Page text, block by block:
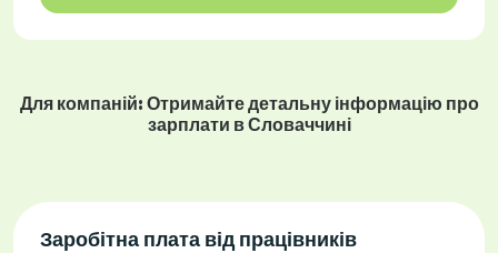
Для компаній: Отримайте детальну інформацію про
зарплати в Словаччині
Заробітна плата від працівників